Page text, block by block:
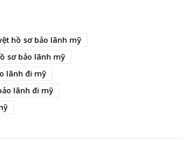
hồ sơ bảo lãnh mỹ
sơ bảo lãnh mỹ
lãnh đi mỹ
lãnh đi mỹ